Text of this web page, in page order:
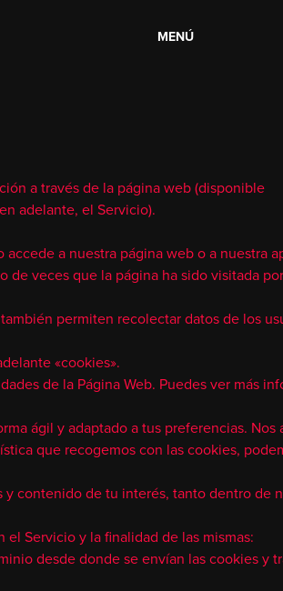
MENÚ
a través de la página web (disponible
adelante, el Servicio).
a nuestra página web o a nuestra
veces que la página ha sido visitada
permiten recolectar datos de los
«cookies».
de la Página Web. Puedes ver más
ágil y adaptado a tus preferencias. Nos
que recogemos con las cookies,
contenido de tu interés, tanto dentro de
Servicio y la finalidad de las mismas:
desde donde se envían las cookies y